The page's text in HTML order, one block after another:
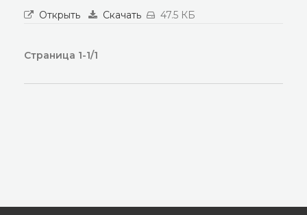
Открыть
Скачать 47.5 КБ
Страница 1-1/1